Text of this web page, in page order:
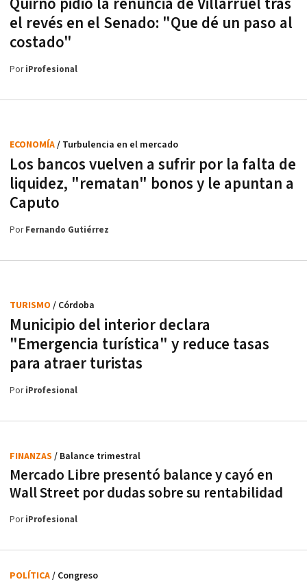
el revés en el Senado: "Que dé un paso al
costado"
PoriProfesional
Los bancos vuelven a sufrir por la falta de
liquidez, "rematan" bonos y le apuntan a
Caputo
ECONOMÍA/ Turbulencia en el mercado
PorFernando Gutiérrez
Municipio del interior declara
"Emergencia turística" y reduce tasas
para atraer turistas
TURISMO / Córdoba
PoriProfesional
Mercado Libre presentó balance y cayó en
Wall Street por dudas sobre su rentabilidad
FINANZAS / Balance trimestral
PoriProfesional
POLÍTICA/ Congreso